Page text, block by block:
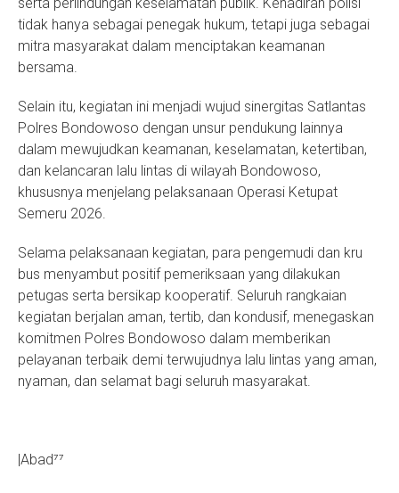
tidak hanya sebagai penegak hukum, tetapi juga sebagai
mitra masyarakat dalam menciptakan keamanan
bersama.
Selain itu, kegiatan ini menjadi wujud sinergitas Satlantas
Polres Bondowoso dengan unsur pendukung lainnya
dalam mewujudkan keamanan, keselamatan, ketertiban,
dan kelancaran lalu lintas di wilayah Bondowoso,
khususnya menjelang pelaksanaan Operasi Ketupat
Semeru 2026.
Selama pelaksanaan kegiatan, para pengemudi dan kru
bus menyambut positif pemeriksaan yang dilakukan
petugas serta bersikap kooperatif. Seluruh rangkaian
kegiatan berjalan aman, tertib, dan kondusif, menegaskan
komitmen Polres Bondowoso dalam memberikan
pelayanan terbaik demi terwujudnya lalu lintas yang aman,
nyaman, dan selamat bagi seluruh masyarakat.
|Abad⁷⁷